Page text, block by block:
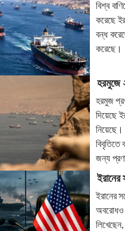
বিশ্ব
করেছে
বন্ধ
করেছে।
হরমুজে
হরমুজ
দিয়েছে
নিয়েছে।
বিবৃতিতে
জন্য
ইরানের
ইরানের
অবরোধও